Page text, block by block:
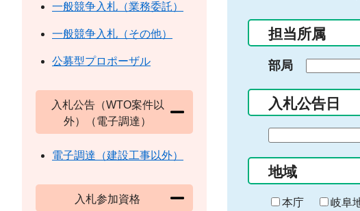
担当所属
部局
入札公告日
の
始
ま
地域
本庁 岐阜
一般競争入札（業務委託）
一般競争入札（その他）
公募型プロポーザル
入札公告（WTO案件以
外）（電子調達）
電子調達（建設工事以外）
入札参加資格